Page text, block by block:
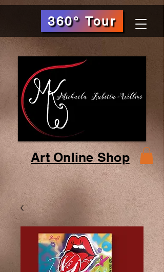
360° Tour
Art Online Shop